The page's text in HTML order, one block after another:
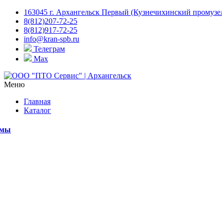
163045 г. Архангельск Первый (Кузнечихинский
8(812)207-72-25
8(812)917-72-25
info@kran-spb.ru
Телеграм
Max
Меню
Главная
Каталог